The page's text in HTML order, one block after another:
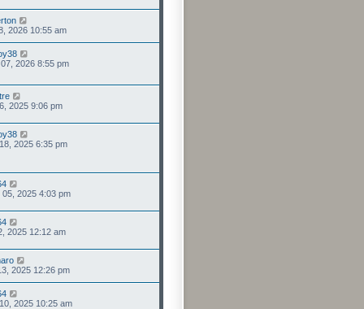
2026 10:55 am
2026 8:55 pm
2025 9:06 pm
2025 6:35 pm
2025 4:03 pm
2025 12:12 am
2025 12:26 pm
2025 10:25 am